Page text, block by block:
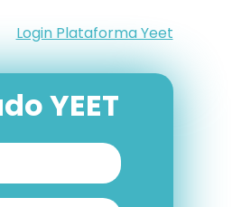
Login Plataforma Yeet
YEET